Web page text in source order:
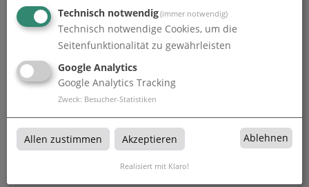
Absperrgitterbanner | B 233 cm x H 75 cm |
einseitig bedruckt
zum Artikel
Technisch notwendig(immer notwendig)
Technisch notwendige Cookies, um die
Seitenfunktionalität zu gewährleisten
Google Analytics
Google Analytics Tracking
Zweck: Besucher-Statistiken
Allen zustimmen Akzeptieren Ablehnen
Realisiert mit Klaro!